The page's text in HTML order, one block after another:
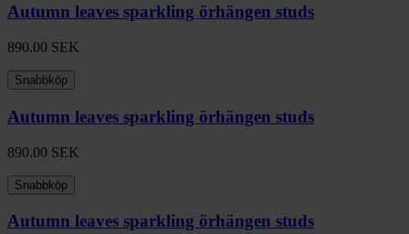
Autumn leaves sparkling örhängen studs
890.00 SEK
Snabbköp
Autumn leaves sparkling örhängen studs
890.00 SEK
Snabbköp
Autumn leaves sparkling örhängen studs